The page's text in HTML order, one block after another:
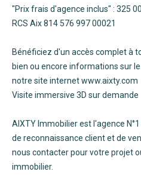
"Prix frais d'agence inclus" : 325
RCS Aix 814 576 997 00021
Bénéficiez d'un accès complet à
bien ou encore informations sur
notre site internet www.aixty.com
Visite immersive 3D sur demande
AIXTY Immobilier est l'agence
de reconnaissance client et de
nous contacter pour votre projet
immobilier.